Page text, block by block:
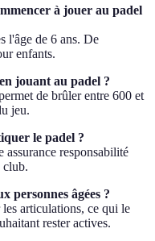
à jouer au padel
l'âge de 6 ans. De
enfants.
jouant au padel ?
de brûler entre 600 et
jeu.
le padel ?
assurance responsabilité
club.
personnes âgées ?
articulations, ce qui le
rester actives.